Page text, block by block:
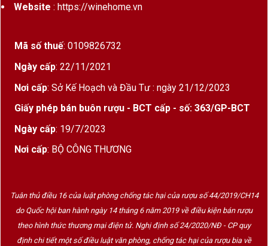
vùng nổi bật nhất của đồi Corton – nơi sản
sinh ra những chaiPinot Noir dày dặn, đậm
sâu nhưng vẫn thanh thoát.
Đất đỏ pha đá vôi, nhiều sỏi và tốt thoát nước
tạo nên trái nho cóacid sắc, tannin dẻo và
thiệp của Philippe Pacalet, rượu trở nêntinh
khiết, sinh động và thể hiện trọn vẹn
terroir
Website : https://winehome.vn
Mã số thuế: 0109826732
Ngày cấp: 22/11/2021
Nơi cấp: Sở Kế Hoạch và Đầu Tư : ngày 21/12/2023
Giấy phép bán buôn rượu - BCT cấp - số: 363/GP-BCT
Ngày cấp: 19/7/2023
Nơi cấp: BỘ CÔNG THƯƠNG
Tuân thủ điều 16 của luật phòng chống tác hại của rượu số 44/2019/CH14
do Quốc hội ban hành ngày 14 tháng 6 năm 2019 về điều kiện bán rượu
theo hình thức thương mại điện tử. Nghị định số 24/2020/NĐ - CP quy
định chi tiết một số điều luật văn phòng, chống tác hại của rượu bia về